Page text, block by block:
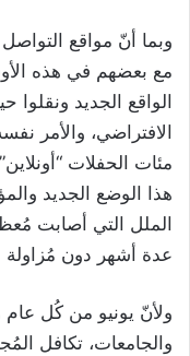
وبما أنّ مواقع
مع بعضهم في هذه
الواقع الجديد ونقلوا
الافتراضي، والأمر
مئات الحفلات
هذا الوضع الجديد
الملل التي أصابت
عدة أشهر دون مُزاولة
ولأنّ يونيو من كُل
والجامعات، تكافل